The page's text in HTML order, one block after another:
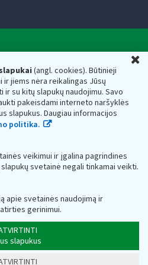
(angl. cookies). Būtinieji
jiems nėra reikalingas Jūsų
su kitų slapukų naudojimu. Savo
pakeisdami interneto naršyklės
slapukus. Daugiau informacijos
politika.
veikimui ir įgalina pagrindines
svetainė negali tinkamai veikti.
apie svetainės naudojimą ir
gerinimui.
slapukus
kodas — 188659752,
01107 Vilnius, Lietuva, el.paštas:
adresas 188659752
inspekciją prie Lietuvos
kaupiami ir saugomi Juridinių